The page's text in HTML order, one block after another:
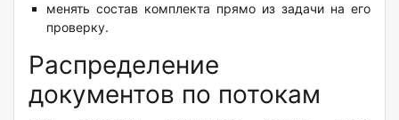
менять состав комплекта прямо из задачи на его
проверку.
Распределение
документов по потокам